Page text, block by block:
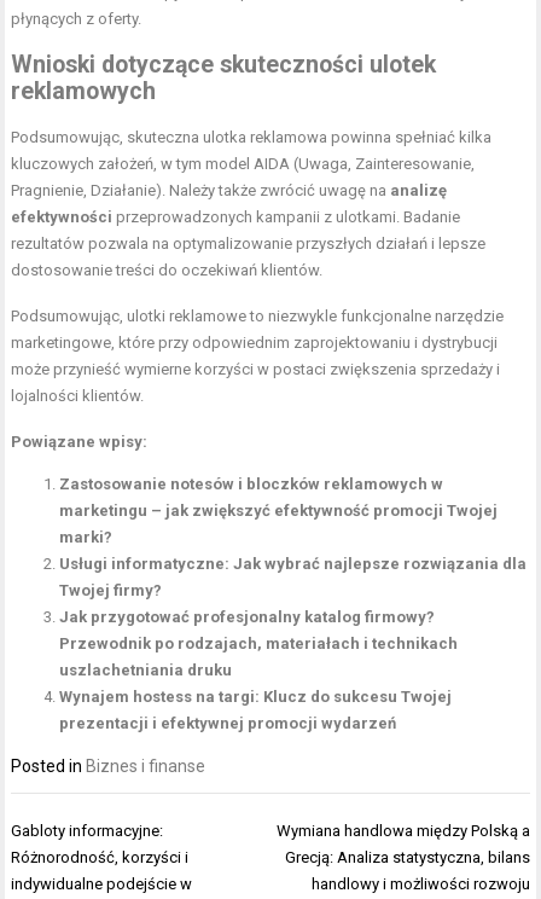
płynących z oferty.
Wnioski dotyczące skuteczności ulotek
reklamowych
Podsumowując, skuteczna ulotka reklamowa powinna spełniać kilka
kluczowych założeń, w tym model AIDA (Uwaga, Zainteresowanie,
Pragnienie, Działanie). Należy także zwrócić uwagę na analizę
efektywności przeprowadzonych kampanii z ulotkami. Badanie
rezultatów pozwala na optymalizowanie przyszłych działań i lepsze
dostosowanie treści do oczekiwań klientów.
Podsumowując, ulotki reklamowe to niezwykle funkcjonalne narzędzie
marketingowe, które przy odpowiednim zaprojektowaniu i dystrybucji
może przynieść wymierne korzyści w postaci zwiększenia sprzedaży i
lojalności klientów.
Powiązane wpisy:
Zastosowanie notesów i bloczków reklamowych w
marketingu – jak zwiększyć efektywność promocji Twojej
marki?
Usługi informatyczne: Jak wybrać najlepsze rozwiązania dla
Twojej firmy?
Jak przygotować profesjonalny katalog firmowy?
Przewodnik po rodzajach, materiałach i technikach
uszlachetniania druku
Wynajem hostess na targi: Klucz do sukcesu Twojej
prezentacji i efektywnej promocji wydarzeń
Posted in Biznes i finanse
Nawigacja
wpisu
Gabloty informacyjne:
Różnorodność, korzyści i
indywidualne podejście w
Wymiana handlowa między Polską a
Grecją: Analiza statystyczna, bilans
handlowy i możliwości rozwoju